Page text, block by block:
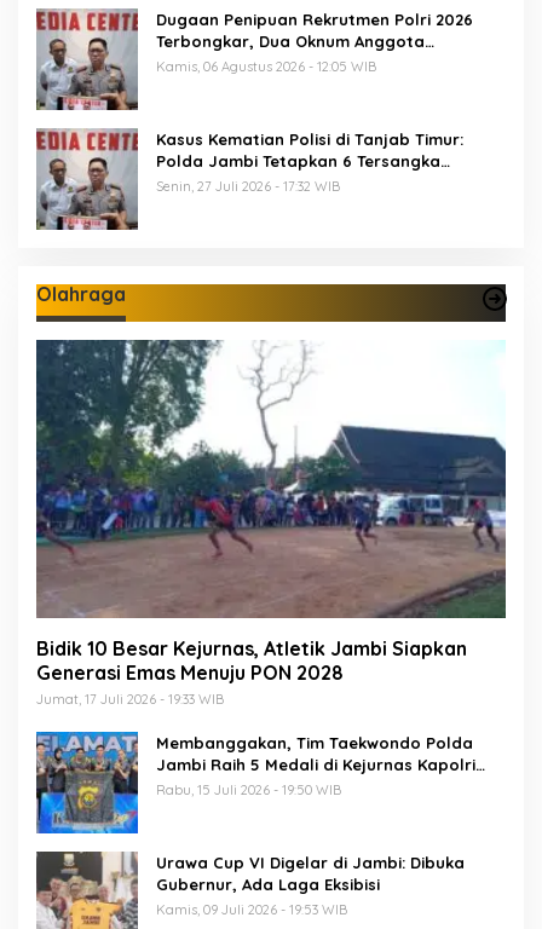
Dugaan Penipuan Rekrutmen Polri 2026
Terbongkar, Dua Oknum Anggota
Diamankan Propam Polda Jambi
Kamis, 06 Agustus 2026 - 12:05 WIB
Kasus Kematian Polisi di Tanjab Timur:
Polda Jambi Tetapkan 6 Tersangka
Termasuk 5 Anggota Polri
Senin, 27 Juli 2026 - 17:32 WIB
Olahraga
Bidik 10 Besar Kejurnas, Atletik Jambi Siapkan
Generasi Emas Menuju PON 2028
Jumat, 17 Juli 2026 - 19:33 WIB
Membanggakan, Tim Taekwondo Polda
Jambi Raih 5 Medali di Kejurnas Kapolri
Cup 7
Rabu, 15 Juli 2026 - 19:50 WIB
Urawa Cup VI Digelar di Jambi: Dibuka
Gubernur, Ada Laga Eksibisi
Kamis, 09 Juli 2026 - 19:53 WIB